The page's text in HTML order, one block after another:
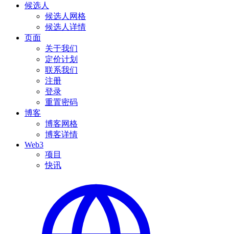
候选人
候选人网格
候选人详情
页面
关于我们
定价计划
联系我们
注册
登录
重置密码
博客
博客网格
博客详情
Web3
项目
快讯